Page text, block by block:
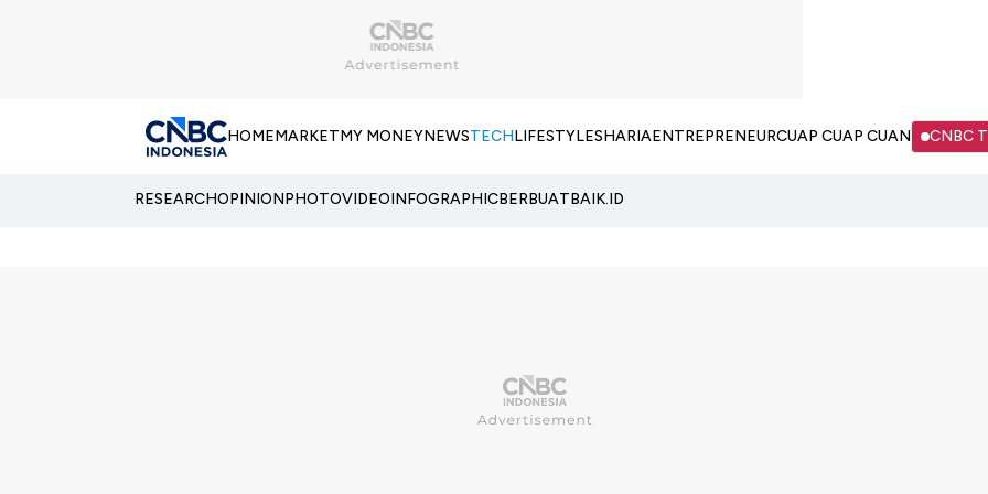
HOMEMARKETMY MONEYNEWSTECHLIFESTYLESHARIAENTREPRENEURCUAP CUAP CUAN CNBC
RESEARCHOPINIONPHOTOVIDEOINFOGRAPHICBERBUATBAIK.ID